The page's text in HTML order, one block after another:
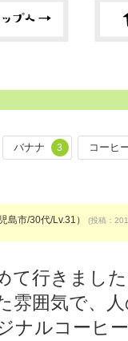
バナナ 3 コーヒ
島市/30代/Lv.31） (投稿：
て行きまし
雰囲気で、
ナルコーヒ